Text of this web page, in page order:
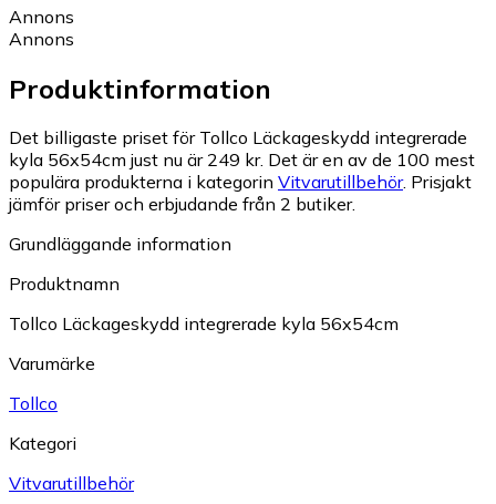
Annons
Annons
Produktinformation
Det billigaste priset för Tollco Läckageskydd integrerade
kyla 56x54cm just nu är 249 kr. Det är en av de 100 mest
populära produkterna i kategorin Vitvarutillbehör. Prisjakt
jämför priser och erbjudande från 2 butiker.
Grundläggande information
Produktnamn
Tollco Läckageskydd integrerade kyla 56x54cm
Varumärke
Tollco
Kategori
Vitvarutillbehör